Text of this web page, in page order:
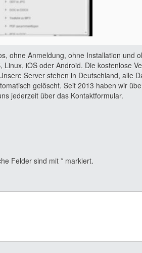
ohne Anmeldung, ohne Installation und
iOS oder Android. Die kostenlose
Server stehen in Deutschland, alle
gelöscht. Seit 2013 haben wir
jederzeit über das Kontaktformular.
Felder sind mit* markiert.